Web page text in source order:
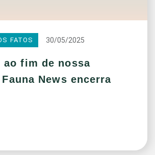
FATOS 30/05/2025
ao fim de nossa
News encerra